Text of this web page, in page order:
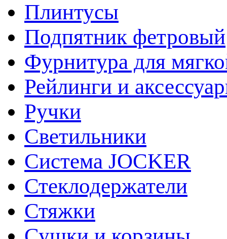
Плинтусы
Подпятник фетровый
Фурнитура для
Рейлинги и
Ручки
Светильники
Система JOCKER
Стеклодержатели
Стяжки